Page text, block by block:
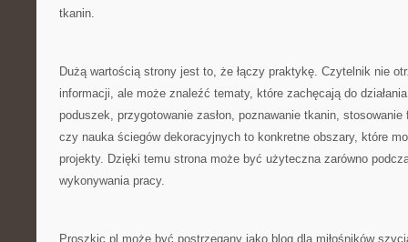
tkanin.
Dużą wartością strony jest to, że łączy praktykę. Czytelnik nie
informacji, ale może znaleźć tematy, które zachęcają do
poduszek, przygotowanie zasłon, poznawanie tkanin,
czy nauka ściegów dekoracyjnych to konkretne obszary, które
projekty. Dzięki temu strona może być użyteczna zarówno
wykonywania pracy.
Proszkic.pl może być postrzegany jako blog dla miłośników